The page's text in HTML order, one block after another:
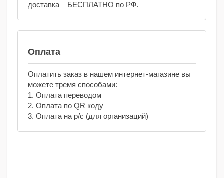
доставка – БЕСПЛАТНО по РФ.
Оплата
Оплатить заказ в нашем интернет-магазине вы
можете тремя способами:
1. Оплата переводом
2. Оплата по QR коду
3. Оплата на р/с (для организаций)